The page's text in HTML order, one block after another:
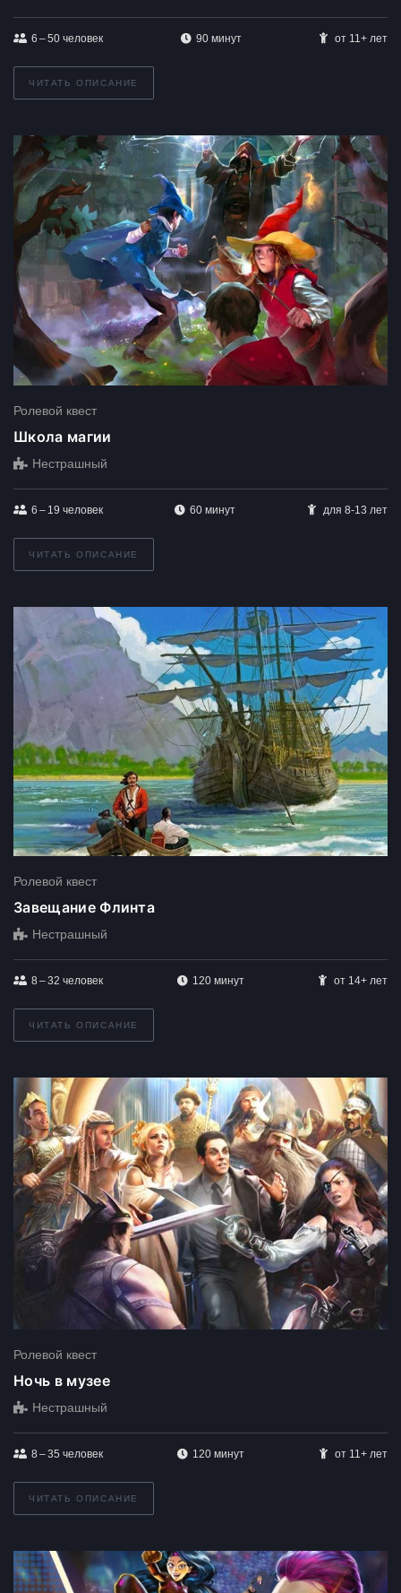
6 – 50 человек 90 минут от 11+ лет
ЧИТАТЬ ОПИСАНИЕ
Ролевой квест
Школа магии
Нестрашный
6 – 19 человек 60 минут для 8-13 лет
ЧИТАТЬ ОПИСАНИЕ
Ролевой квест
Завещание Флинта
Нестрашный
8 – 32 человек 120 минут от 14+ лет
ЧИТАТЬ ОПИСАНИЕ
Ролевой квест
Ночь в музее
Нестрашный
8 – 35 человек 120 минут от 11+ лет
ЧИТАТЬ ОПИСАНИЕ